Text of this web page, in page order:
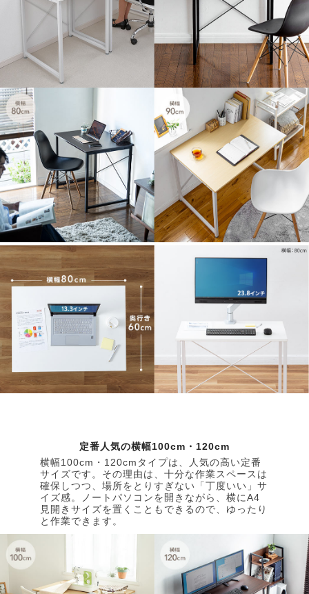
定番人気の横幅100cm・120cm
横幅100cm・120cmタイプは、人気の高い定番
サイズです。その理由は、十分な作業スペースは
確保しつつ、場所をとりすぎない「丁度いい」サ
イズ感。ノートパソコンを開きながら、横にA4
見開きサイズを置くこともできるので、ゆったり
と作業できます。